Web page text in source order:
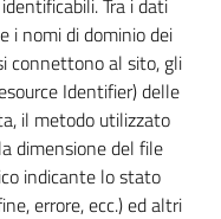
Tra i dati
i nomi di dominio dei
connettono al sito, gli
Identifier) delle
il metodo utilizzato
dimensione del file
indicante lo stato
errore, ecc.) ed altri